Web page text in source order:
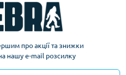
про акції та знижки
нашу e-mail розсилку